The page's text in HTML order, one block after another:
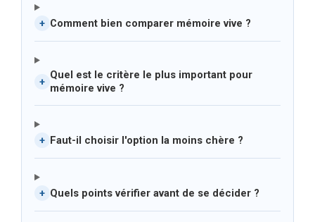
+ Comment bien comparer mémoire vive ?
+
Quel est le critère le plus important pour
mémoire vive ?
+ Faut-il choisir l'option la moins chère ?
+ Quels points vérifier avant de se décider ?